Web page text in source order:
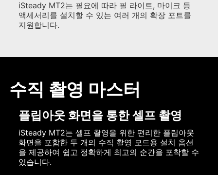
iSteady MT2는 필요에 따라 필 라이트, 마이크 등
액세서리를 설치할 수 있는 여러 개의 확장 포트를
지원합니다.
수직 촬영 마스터
플립아웃 화면을 통한 셀프 촬영
iSteady MT2는 셀프 촬영을 위한 편리한 플립아웃
화면을 포함한 두 개의 수직 촬영 모드용 설치 옵션
을 제공하여 쉽고 정확하게 최고의 순간을 포착할 수
있습니다.